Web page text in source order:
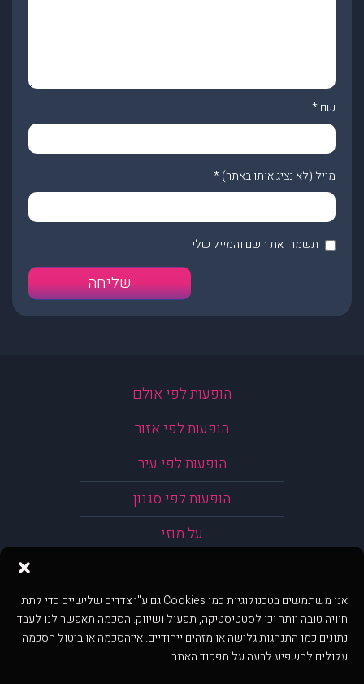
אנו משתמשים בטכנולוגיות כמו Cookies גם ע"י צדדים שלישיים כדי לתת
חוויה טובה יותר וכן לסטטיסטיקה, תפעול ושיווק. הסכמה תאפשר לנו לעבד
נתונים כמו התנהגות גלישה או מזהים ייחודיים. אי־הסכמה או ביטול הסכמה
עלולים להשפיע לרעה על תפקוד האתר.
שם*
מייל (לא נציג אותו באתר)*
תשמרו את השם והמייל שלי
הופעות לפי אולם
הופעות לפי אזור
הופעות לפי עיר
הופעות לפי סגנון
על מוזי